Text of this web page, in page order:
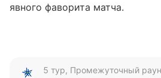
явного фаворита матча.
в турнирной таблице
5 тур, Промежуточный